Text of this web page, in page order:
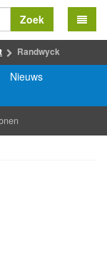
Zoek
Randwyck
Nieuws